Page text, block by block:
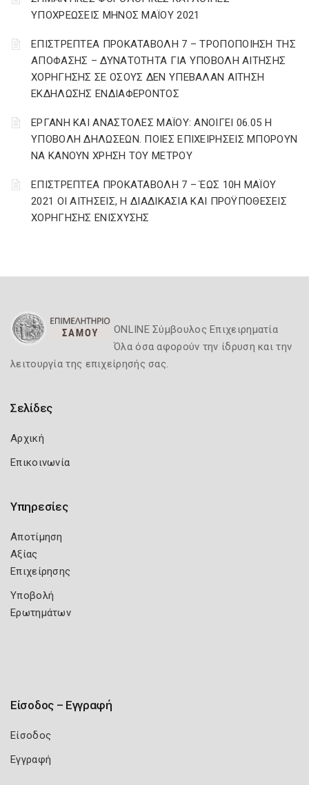
ΥΠΟΧΡΕΩΣΕΙΣ ΜΗΝΟΣ ΜΑΪΟΥ 2021
ΕΠΙΣΤΡΕΠΤΕΑ ΠΡΟΚΑΤΑΒΟΛΗ 7 – ΤΡΟΠΟΠΟΙΗΣΗ ΤΗΣ
ΑΠΟΦΑΣΗΣ – ΔΥΝΑΤΟΤΗΤΑ ΓΙΑ ΥΠΟΒΟΛΗ ΑΙΤΗΣΗΣ
ΧΟΡΗΓΗΣΗΣ ΣΕ ΟΣΟΥΣ ΔΕΝ ΥΠΕΒΑΛΑΝ ΑΙΤΗΣΗ
ΕΚΔΗΛΩΣΗΣ ΕΝΔΙΑΦΕΡΟΝΤΟΣ
ΕΡΓΑΝΗ ΚΑΙ ΑΝΑΣΤΟΛΕΣ ΜΑΪΟΥ: ΑΝΟΙΓΕΙ 06.05 Η
ΥΠΟΒΟΛΗ ΔΗΛΩΣΕΩΝ. ΠΟΙΕΣ ΕΠΙΧΕΙΡΗΣΕΙΣ ΜΠΟΡΟΥΝ
ΝΑ ΚΑΝΟΥΝ ΧΡΗΣΗ ΤΟΥ ΜΕΤΡΟΥ
ΕΠΙΣΤΡΕΠΤΕΑ ΠΡΟΚΑΤΑΒΟΛΗ 7 – ΈΩΣ 10Η ΜΑΪΟΥ
2021 ΟΙ ΑΙΤΗΣΕΙΣ, Η ΔΙΑΔΙΚΑΣΙΑ ΚΑΙ ΠΡΟΫΠΟΘΕΣΕΙΣ
ΧΟΡΗΓΗΣΗΣ ΕΝΙΣΧΥΣΗΣ
ONLINE Σύμβουλος Επιχειρηματία
Όλα όσα αφορούν την ίδρυση και την
λειτουργία της επιχείρησής σας.
Σελίδες
Αρχική
Επικοινωνία
Υπηρεσίες
Αποτίμηση
Αξίας
Επιχείρησης
Υποβολή
Ερωτημάτων
Είσοδος – Εγγραφή
Είσοδος
Εγγραφή